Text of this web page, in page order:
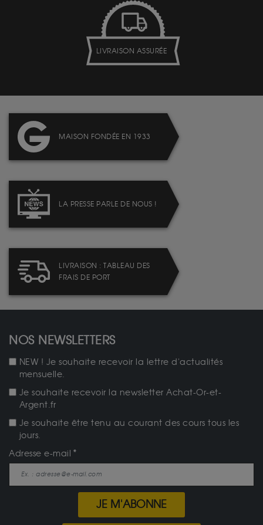
LIVRAISON ASSURÉE
MAISON FONDÉE EN 1933
LA PRESSE PARLE DE NOUS !
LIVRAISON : TABLEAU DES
FRAIS DE PORT
NOS NEWSLETTERS
NEW ! Je souhaite recevoir la lettre d'actualités
mensuelle.
Je souhaite recevoir la newsletter Achat-Or-et-
Argent.fr
Je souhaite être tenu au courant des cours tous les
jours.
Adresse e-mail
JE M'ABONNE